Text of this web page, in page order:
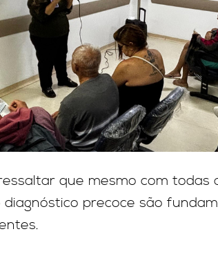
que mesmo com todas
precoce são